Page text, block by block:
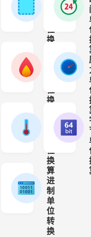
支持国际长
积
位
换
支持公制、
率
位
换
支持转换瓦
度
位
换
算
支持摄氏度
进
制
单
位
转
换